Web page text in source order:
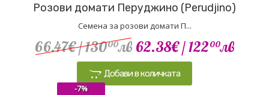
Розови домати Перуджино (Perudjino)
Семена за розови домати П...
66.47€/ 13000лв 62.38€/ 12200лв
Добави в количката
-7%